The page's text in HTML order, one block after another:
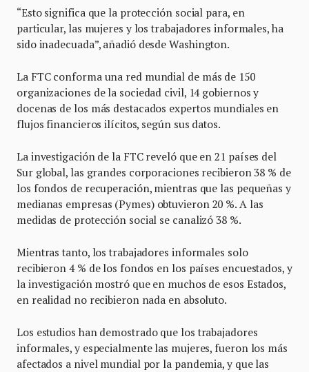
“Esto significa que la protección social para, en
particular, las mujeres y los trabajadores informales, ha
sido inadecuada”, añadió desde Washington.
La FTC conforma una red mundial de más de 150
organizaciones de la sociedad civil, 14 gobiernos y
docenas de los más destacados expertos mundiales en
flujos financieros ilícitos, según sus datos.
La investigación de la FTC reveló que en 21 países del
Sur global, las grandes corporaciones recibieron 38 % de
los fondos de recuperación, mientras que las pequeñas y
medianas empresas (Pymes) obtuvieron 20 %. A las
medidas de protección social se canalizó 38 %.
Mientras tanto, los trabajadores informales solo
recibieron 4 % de los fondos en los países encuestados, y
la investigación mostró que en muchos de esos Estados,
en realidad no recibieron nada en absoluto.
Los estudios han demostrado que los trabajadores
informales, y especialmente las mujeres, fueron los más
afectados a nivel mundial por la pandemia, y que las